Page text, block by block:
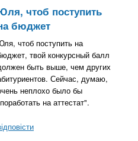
чтоб поступить
бюджет
чтоб поступить на
твой конкурсный балл
быть выше, чем других
Сейчас, думаю,
неплохо было бы
на аттестат".